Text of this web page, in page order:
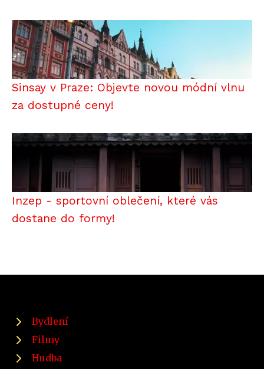
Sinsay v Praze: Objevte novou módní vlnu
za dostupné ceny!
Inzep - sportovní oblečení, které vás
dostane do formy!
Bydlení
Filmy
Hudba